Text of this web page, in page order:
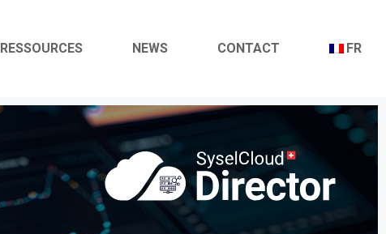
RESSOURCES NEWS CONTACT FR